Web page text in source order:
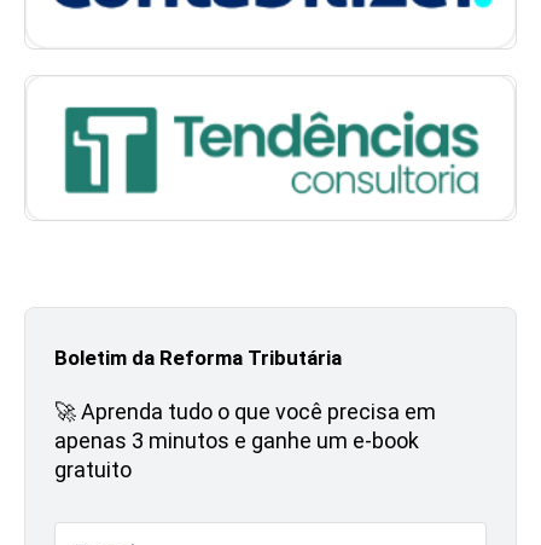
Boletim da Reforma Tributária
🚀 Aprenda tudo o que você precisa em
apenas 3 minutos e ganhe um e-book
gratuito